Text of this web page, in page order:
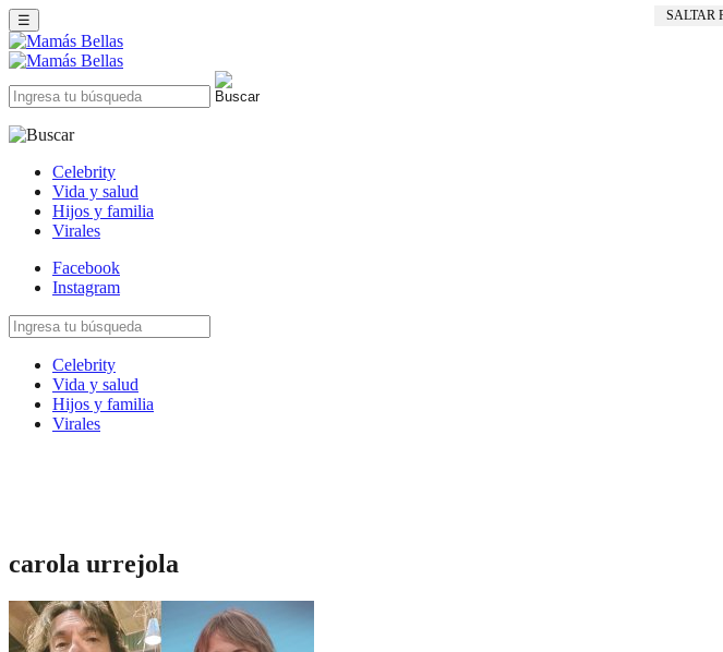
SALTAR
☰
Celebrity
Vida y salud
Hijos y familia
Virales
Facebook
Instagram
Celebrity
Vida y salud
Hijos y familia
Virales
carola urrejola